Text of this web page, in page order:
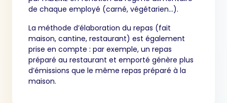
de chaque employé (carné, végétarien…).
La méthode d’élaboration du repas (fait
maison, cantine, restaurant) est également
prise en compte : par exemple, un repas
préparé au restaurant et emporté génère plus
d’émissions que le même repas préparé à la
maison.